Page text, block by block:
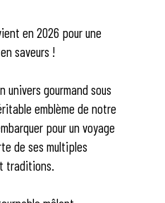
en 2026 pour une
saveurs !
univers gourmand sous
emblème de notre
pour un voyage
de ses multiples
traditions.